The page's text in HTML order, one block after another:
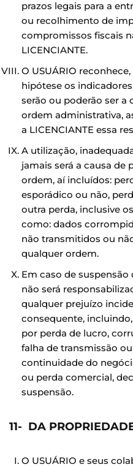
prazos legais para a
ou recolhimento de
compromissos fiscais
LICENCIANTE.
O USUÁRIO
hipótese os
serão ou poderão ser a
ordem administrativa,
a LICENCIANTE essa
A utilização,
jamais será a causa de
ordem, aí incluídos:
esporádico ou não,
outra perda, inclusive
como: dados
não transmitidos ou
qualquer ordem.
Em caso de suspensão
não será
qualquer prejuízo
consequente,
por perda de lucro,
falha de transmissão
continuidade do
ou perda comercial,
suspensão.
11- DA
O USUÁRIO e seus